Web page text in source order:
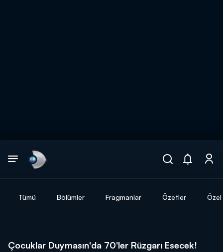
Tümü Bölümler Fragmanlar Özetler
Çocuklar Duymasın'da 70'ler Rüzgarı Esecek!